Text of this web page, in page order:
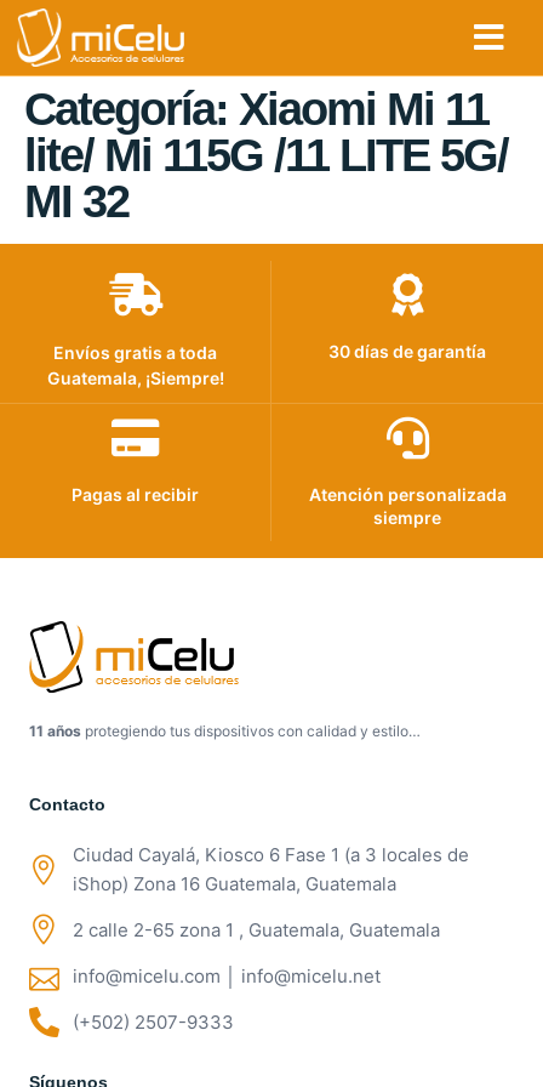
Categoría: Xiaomi Mi 11
lite/ Mi 115G /11 LITE 5G/
MI 32
Envíos gratis a toda
Guatemala, ¡Siempre!
30 días de garantía
Pagas al recibir
Atención personalizada
siempre
11 años protegiendo tus dispositivos con calidad y estilo…
Contacto
Ciudad Cayalá, Kiosco 6 Fase 1 (a 3 locales de
iShop) Zona 16 Guatemala, Guatemala
2 calle 2-65 zona 1 , Guatemala, Guatemala
info@micelu.com │ info@micelu.net
(+502) 2507-9333
Síguenos